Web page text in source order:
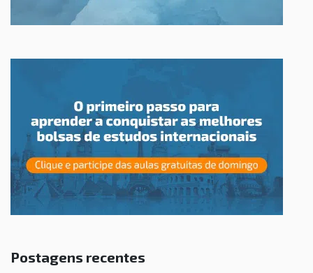
Postagens recentes